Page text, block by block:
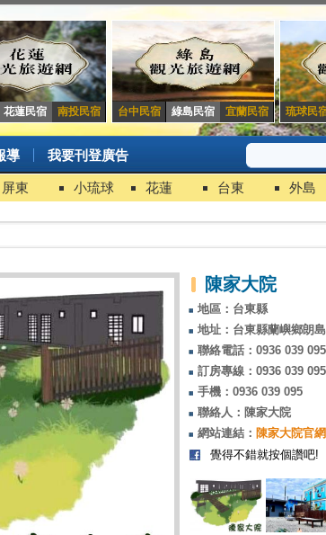
花蓮民宿 南投民宿 台中民宿 綠島民宿 宜蘭民宿 琉球民
導 我要刊登廣告
屏東 小琉球 花蓮 台東 外島
陳家大院
地區：台東縣
地址：台東縣蘭嶼鄉朗
聯絡電話：0936 039 095
訂房專線：0936 039 095
手機：0936 039 095
聯絡人：陳家大院
網站連結： 陳家大院官網
覺得不錯就按個讚吧!